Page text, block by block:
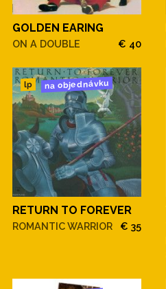
GOLDEN EARING
ON A DOUBLE € 40
lp na objednávku
RETURN TO FOREVER
ROMANTIC WARRIOR € 35